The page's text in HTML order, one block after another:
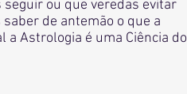
ou que veredas evitar
de antemão o que a
a Astrologia é uma Ciência do